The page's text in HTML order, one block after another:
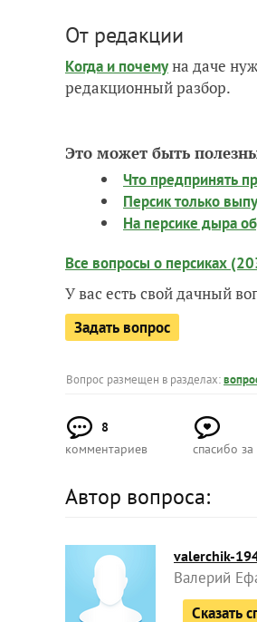
От редакции
Когда и почемуна даче
редакционный разбор.
Это может быть
Что предпринять
Персик только
На персике дыра
Все вопросы о персиках
У вас есть свой дачный
Задать вопрос
Вопрос размещен в разделах:
8
комментариев
спасибо
Автор вопроса:
valerchik-
Валерий
Сказать